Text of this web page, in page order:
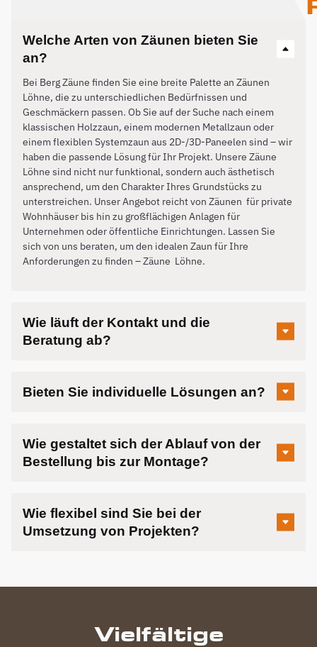
Welche Arten von Zäunen bieten Sie
an?
Bei Berg Zäune finden Sie eine breite Palette an Zäunen
Löhne, die zu unterschiedlichen Bedürfnissen und
Geschmäckern passen. Ob Sie auf der Suche nach einem
klassischen Holzzaun, einem modernen Metallzaun oder
einem flexiblen Systemzaun aus 2D-/3D-Paneelen sind – wir
haben die passende Lösung für Ihr Projekt. Unsere Zäune
Löhne sind nicht nur funktional, sondern auch ästhetisch
ansprechend, um den Charakter Ihres Grundstücks zu
unterstreichen. Unser Angebot reicht von Zäunen für private
Wohnhäuser bis hin zu großflächigen Anlagen für
Unternehmen oder öffentliche Einrichtungen. Lassen Sie
sich von uns beraten, um den idealen Zaun für Ihre
Anforderungen zu finden – Zäune Löhne.
Wie läuft der Kontakt und die
Beratung ab?
Bieten Sie individuelle Lösungen an?
Wie gestaltet sich der Ablauf von der
Bestellung bis zur Montage?
Wie flexibel sind Sie bei der
Umsetzung von Projekten?
Vielfältige